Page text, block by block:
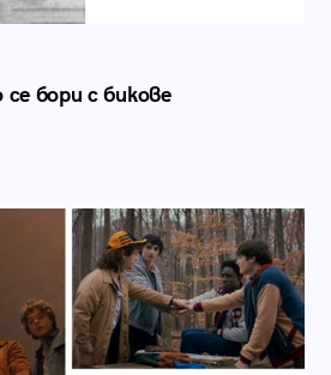
бори с бикове